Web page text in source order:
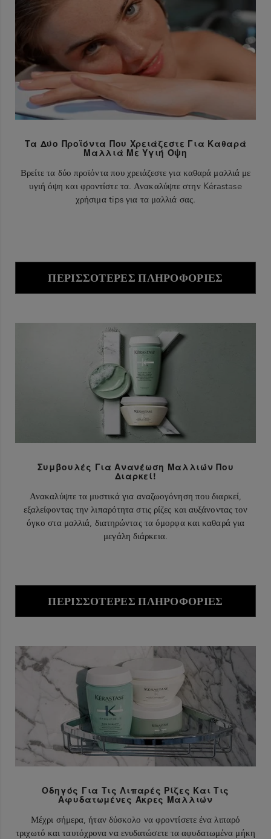
Τα Δύο Προϊόντα Που Χρειάζεστε Για Καθαρά
Μαλλιά Με Υγιή Όψη
Βρείτε τα δύο προϊόντα που χρειάζεστε για καθαρά μαλλιά με
υγιή όψη και φροντίστε τα. Ανακαλύψτε στην Kérastase
χρήσιμα tips για τα μαλλιά σας.
ΠΕΡΙΣΣΌΤΕΡΕΣ ΠΛΗΡΟΦΟΡΊΕΣ
Συμβουλές Για Ανανέωση Μαλλιών Που
Διαρκεί!
Ανακαλύψτε τα μυστικά για αναζωογόνηση που διαρκεί,
εξαλείφοντας την λιπαρότητα στις ρίζες και αυξάνοντας τον
όγκο στα μαλλιά, διατηρώντας τα όμορφα και καθαρά για
μεγάλη διάρκεια.
ΠΕΡΙΣΣΌΤΕΡΕΣ ΠΛΗΡΟΦΟΡΊΕΣ
Οδηγός Για Τις Λιπαρές Ρίζες Και Τις
Αφυδατωμένες Άκρες Μαλλιών
Μέχρι σήμερα, ήταν δύσκολο να φροντίσετε ένα λιπαρό
τριχωτό και ταυτόχρονα να ενυδατώσετε τα αφυδατωμένα μήκη